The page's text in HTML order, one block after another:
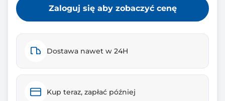
Zaloguj się aby zobaczyć cenę
Dostawa nawet w 24H
Kup teraz, zapłać później